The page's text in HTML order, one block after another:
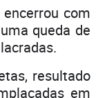
com
queda de
resultado
em